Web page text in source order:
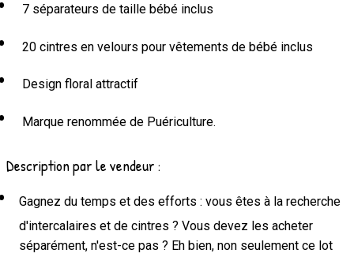
7 séparateurs de taille bébé inclus
20 cintres en velours pour vêtements de bébé inclus
Design floral attractif
Marque renommée de Puériculture.
Description par le vendeur :
Gagnez du temps et des efforts : vous êtes à la recherche
d'intercalaires et de cintres ? Vous devez les acheter
séparément, n'est-ce pas ? Eh bien, non seulement ce lot